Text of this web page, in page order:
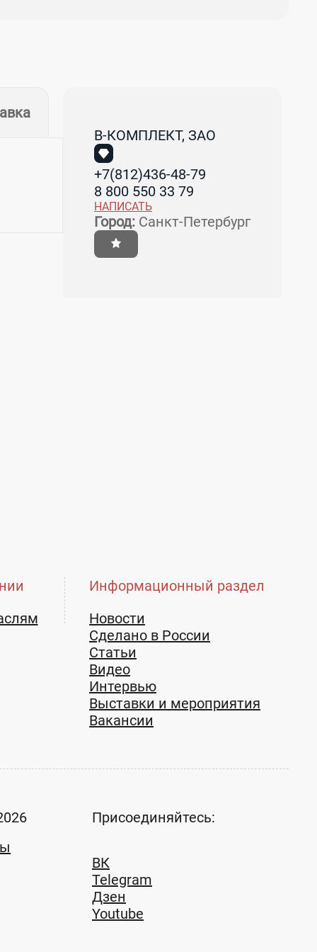
В-КОМПЛЕКТ, ЗАО
+7(812)436-48-79
8 800 550 33 79
НАПИСАТЬ
Город: Санкт-Петербург
Информационный раздел
Новости
Сделано в России
Статьи
Видео
Интервью
Выставки и мероприятия
Вакансии
Присоединяйтесь:
ВК
Telegram
Дзен
Youtube